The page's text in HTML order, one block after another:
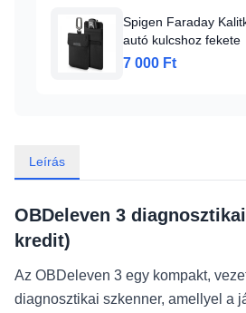
Spigen Faraday
autó kulcshoz fekete
7 000 Ft
Leírás
OBDeleven 3
kredit)
Az OBDeleven 3 egy kompakt,
diagnosztikai szkenner, amellyel a